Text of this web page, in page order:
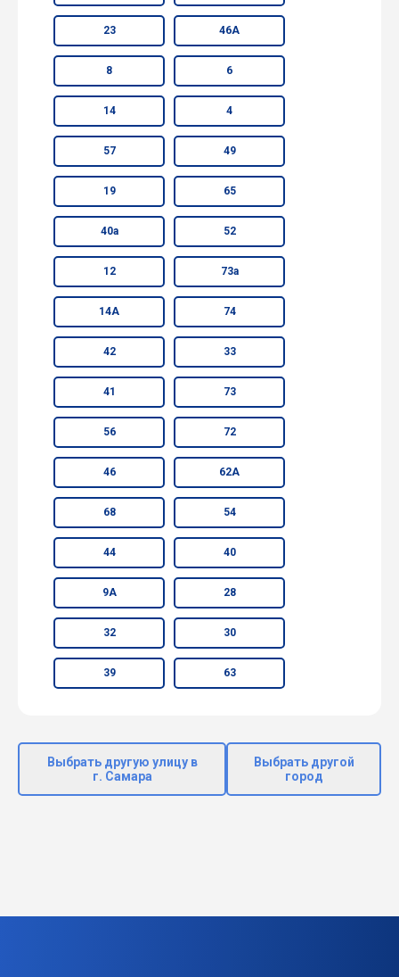
23 46А
8 6
14 4
57 49
19 65
40а 52
12 73а
14А 74
42 33
41 73
56 72
46 62А
68 54
44 40
9А 28
32 30
39 63
Выбрать другую улицу в
г. Самара
Выбрать другой
город